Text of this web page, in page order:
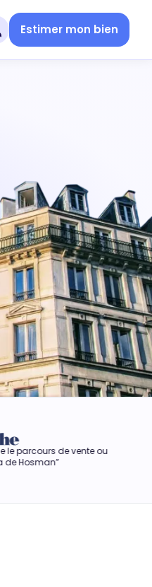
Estimer mon bien
“Hosman rend la
anxiogène.“